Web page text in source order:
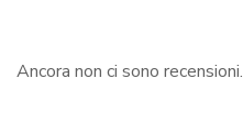
Ancora non ci sono recensioni.